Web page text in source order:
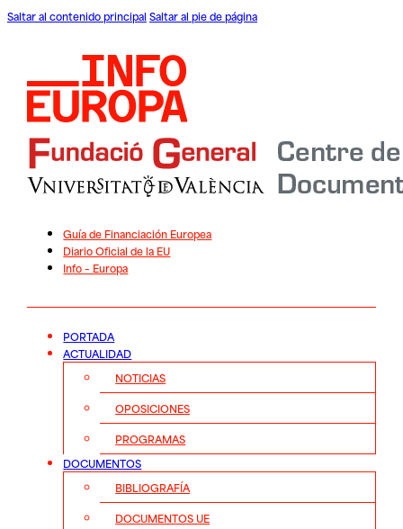
Saltar al contenido principal Saltar al pie de página
Guía de Financiación Europea
Diario Oficial de la EU
Info – Europa
PORTADA
ACTUALIDAD
NOTICIAS
OPOSICIONES
PROGRAMAS
DOCUMENTOS
BIBLIOGRAFÍA
DOCUMENTOS UE